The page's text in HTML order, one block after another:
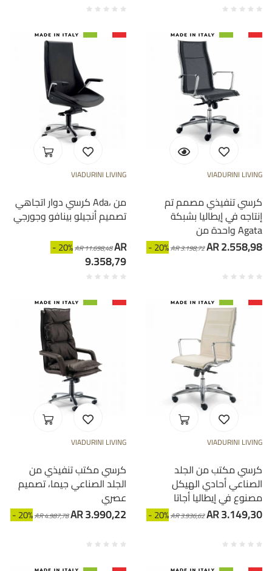
VIADURINI LIVING
كرسي دوار اتجاهي Ada، من
تصميم أنجيلو بينافو وجورجي
- 20%AR 11.698,48AR
9.358,79
VIADURINI LIVING
كرسي تنفيذي مصمم تم
إنتاجه في إيطاليا بشبكة
واحدة من Agata
- 20%AR 3.198,72AR 2.558,98
VIADURINI LIVING
كرسي مكتب تنفيذي من
الجلد الصناعي جيما، تصميم
عصري
- 20%AR 4.987,78AR 3.990,22
VIADURINI LIVING
كرسي مكتب من الجلد
الصناعي أحادي الهيكل
مصنوع في إيطاليا أجاتا
- 20%AR 3.936,62AR 3.149,30